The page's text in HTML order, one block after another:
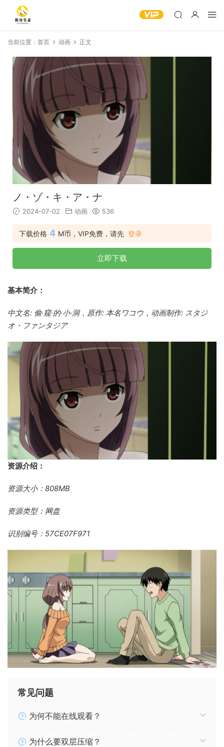
当前位置： 首页 动画 正文
ノ・ゾ・キ・ア・ナ
2024-07-02 动画 536
下载价格 4 M币，VIP免费，请先 登录
立即下载
基本简介：
中文名: 偷·窥·的·小·洞，原作: 本名ワコウ，动画制作: スタジ
オ・ファンタジア
资源介绍：
资源大小：808MB
资源类型：网盘
识别编号：57CE07F971
常见问题
为何不能在线观看？
为什么要双层压缩？